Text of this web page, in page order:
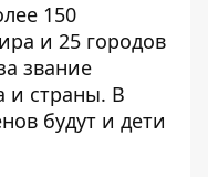
150
и 25 городов
звание
и страны. В
будут и дети